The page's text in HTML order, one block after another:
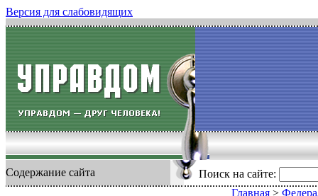
Версия для слабовидящих
Содержание сайта Поиск на сайте:
Главная >